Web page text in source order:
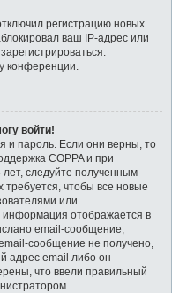
регистрацию новых
ваш IP-адрес или
конференции.
войти!
и пароль. Если они верны, то
COPPA и при
следуйте полученным
чтобы все новые
или
информация отображается в
email-сообщение,
сообщение не получено,
адрес email либо он
что ввели правильный